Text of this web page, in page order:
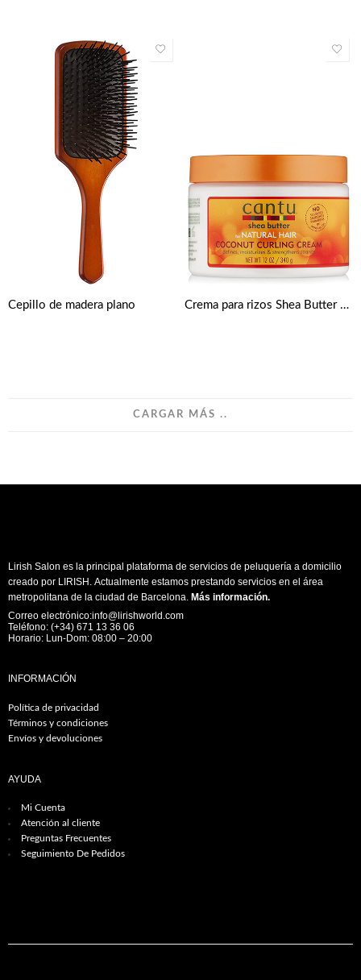
Cepillo de madera plano Crema para rizos Shea Butter Coconut 340g de Cantu
CARGAR MÁS ..
Lirish Salon es la principal plataforma de servicios de peluquería a domicilio
creado por LIRISH. Actualmente estamos prestando servicios en el área
metropolitana de la ciudad de Barcelona. Más información.
Correo electrónico:info@lirishworld.com
Teléfono: (+34) 671 13 36 06
Horario: Lun-Dom: 08:00 – 20:00
INFORMACIÓN
Política de privacidad
Términos y condiciones
Envíos y devoluciones
AYUDA
Mi Cuenta
Atención al cliente
Preguntas Frecuentes
Seguimiento De Pedidos